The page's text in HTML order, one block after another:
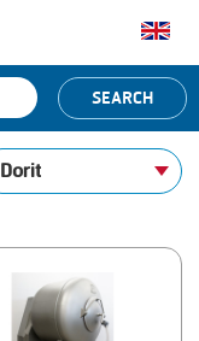
SEARCH
Dorit